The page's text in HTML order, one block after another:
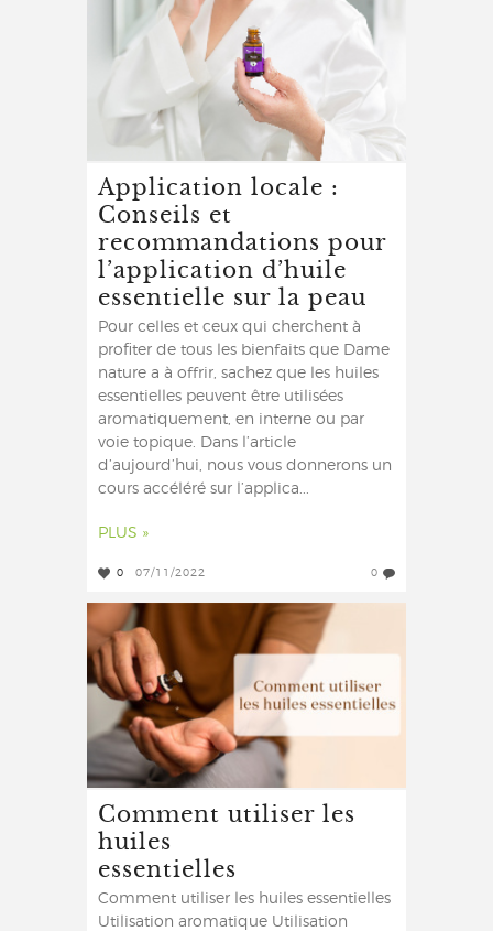
Application locale :
Conseils et
recommandations pour
l’application d’huile
essentielle sur la peau
Pour celles et ceux qui cherchent à
profiter de tous les bienfaits que Dame
nature a à offrir, sachez que les huiles
essentielles peuvent être utilisées
aromatiquement, en interne ou par
voie topique. Dans l’article
d’aujourd’hui, nous vous donnerons un
cours accéléré sur l’applica...
PLUS »
0 07/11/2022 0
Comment utiliser les
huiles
essentielles
Comment utiliser les huiles essentielles
Utilisation aromatique Utilisation